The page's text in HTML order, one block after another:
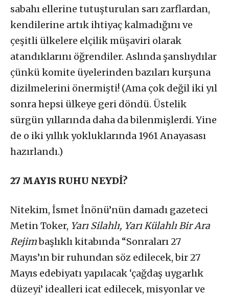
sabahı ellerine tutuşturulan sarı zarflardan,
kendilerine artık ihtiyaç kalmadığını ve
çeşitli ülkelere elçilik müşaviri olarak
atandıklarını öğrendiler. Aslında şanslıydılar
çünkü komite üyelerinden bazıları kurşuna
dizilmelerini önermişti! (Ama çok değil iki yıl
sonra hepsi ülkeye geri döndü. Üstelik
sürgün yıllarında daha da bilenmişlerdi. Yine
de o iki yıllık yokluklarında 1961 Anayasası
hazırlandı.)
27 MAYIS RUHU NEYDİ?
Nitekim, İsmet İnönü’nün damadı gazeteci
Metin Toker, Yarı Silahlı, Yarı Külahlı Bir Ara
Rejimbaşlıklı kitabında “Sonraları 27
Mayıs’ın bir ruhundan söz edilecek, bir 27
Mayıs edebiyatı yapılacak ‘çağdaş uygarlık
düzeyi’ idealleri icat edilecek, misyonlar ve